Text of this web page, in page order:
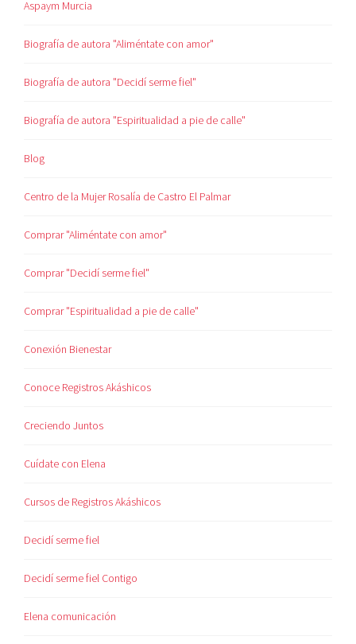
Aspaym Murcia
Biografía de autora "Aliméntate con amor"
Biografía de autora "Decidí serme fiel"
Biografía de autora "Espiritualidad a pie de calle"
Blog
Centro de la Mujer Rosalía de Castro El Palmar
Comprar "Aliméntate con amor"
Comprar "Decidí serme fiel"
Comprar "Espiritualidad a pie de calle"
Conexión Bienestar
Conoce Registros Akáshicos
Creciendo Juntos
Cuídate con Elena
Cursos de Registros Akáshicos
Decidí serme fiel
Decidí serme fiel Contigo
Elena comunicación